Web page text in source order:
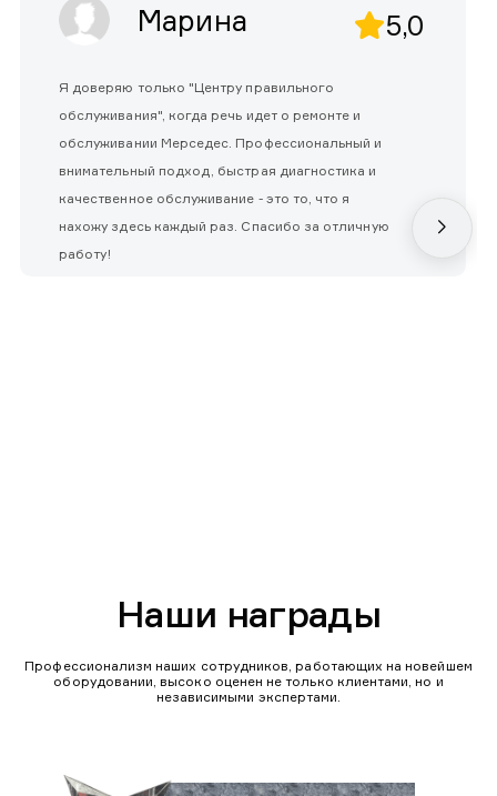
Марина 5,0
Я доверяю только "Центру правильного
обслуживания", когда речь идет о ремонте и
обслуживании Мерседес. Профессиональный и
внимательный подход, быстрая диагностика и
качественное обслуживание - это то, что я
нахожу здесь каждый раз. Спасибо за отличную
работу!
Наши награды
Профессионализм наших сотрудников, работающих на новейшем
оборудовании, высоко оценен не только клиентами, но и
независимыми экспертами.